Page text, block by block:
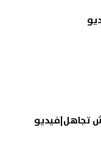
تجاهل|فيديو